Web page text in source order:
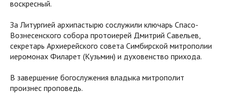
воскресный.
За Литургией архипастырю сослужили ключарь Спасо-
Вознесенского собора протоиерей Дмитрий Савельев,
секретарь Архиерейского совета Симбирской митрополии
иеромонах Филарет (Кузьмин) и духовенство прихода.
В завершение богослужения владыка митрополит
произнес проповедь.